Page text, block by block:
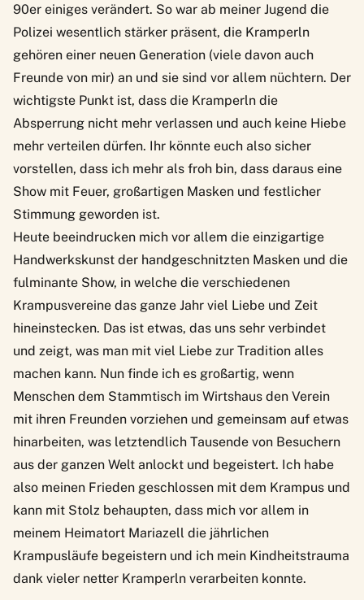
90er einiges verändert. So war ab meiner Jugend die
Polizei wesentlich stärker präsent, die Kramperln
gehören einer neuen Generation (viele davon auch
Freunde von mir) an und sie sind vor allem nüchtern. Der
wichtigste Punkt ist, dass die Kramperln die
Absperrung nicht mehr verlassen und auch keine Hiebe
mehr verteilen dürfen. Ihr könnte euch also sicher
vorstellen, dass ich mehr als froh bin, dass daraus eine
Show mit Feuer, großartigen Masken und festlicher
Stimmung geworden ist.
Heute beeindrucken mich vor allem die einzigartige
Handwerkskunst der handgeschnitzten Masken und die
fulminante Show, in welche die verschiedenen
Krampusvereine das ganze Jahr viel Liebe und Zeit
hineinstecken. Das ist etwas, das uns sehr verbindet
und zeigt, was man mit viel Liebe zur Tradition alles
machen kann. Nun finde ich es großartig, wenn
Menschen dem Stammtisch im Wirtshaus den Verein
mit ihren Freunden vorziehen und gemeinsam auf etwas
hinarbeiten, was letztendlich Tausende von Besuchern
aus der ganzen Welt anlockt und begeistert. Ich habe
also meinen Frieden geschlossen mit dem Krampus und
kann mit Stolz behaupten, dass mich vor allem in
meinem Heimatort Mariazell die jährlichen
Krampusläufe begeistern und ich mein Kindheitstrauma
dank vieler netter Kramperln verarbeiten konnte.